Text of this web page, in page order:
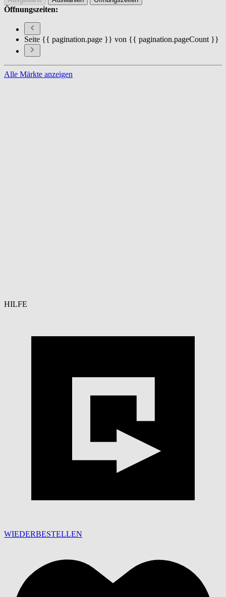
Öffnungszeiten:
Seite {{ pagination.page }} von {{ pagination.pageCount }}
Alle Märkte anzeigen
HILFE
WIEDERBESTELLEN